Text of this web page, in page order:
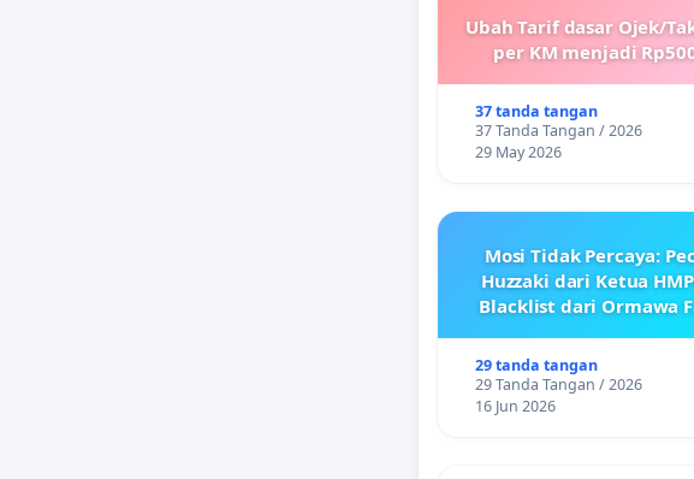
Ubah Tarif dasar Ojek/
per KM menjadi
37 tanda tangan
37 Tanda Tangan / 2026
29 May 2026
Mosi Tidak Percaya:
Huzzaki dari Ketua
Blacklist dari Ormawa
29 tanda tangan
29 Tanda Tangan / 2026
16 Jun 2026